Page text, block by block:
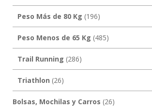
Peso Más de 80 Kg (196)
Peso Menos de 65 Kg (485)
Trail Running (286)
Triathlon (26)
Bolsas, Mochilas y Carros (26)